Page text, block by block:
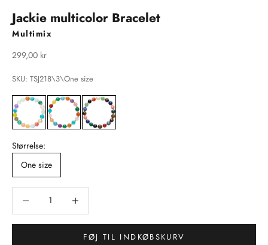
Jackie multicolor Bracelet
Multimix
Salgspris
299,00 kr
SKU: TSJ218\3\One size
Størrelse:
One size
FØJ TIL INDKØBSKURV